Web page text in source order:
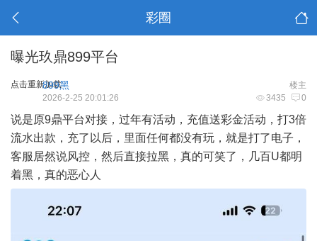
彩圈
曝光玖鼎899平台
点击重新加载 楼主
899黑
3435 0
2026-2-25 20:01:26
说是原9鼎平台对接，过年有活动，充值送彩金活动，打3倍
流水出款，充了以后，里面任何都没有玩，就是打了电子，
客服居然说风控，然后直接拉黑，真的可笑了，几百U都明
着黑，真的恶心人